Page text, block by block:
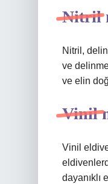
Nitril
Nitril,
ve
ve elin
Vinil
Vinil
dayanıklı